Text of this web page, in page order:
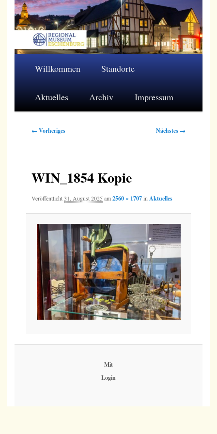
Zum
primären
Inhalt
Regionalmuseum Eschenburg e.V.
Willkommen Standorte
Aktuelles Archiv Impressum
Bilder-
← Vorheriges Nächstes →
WIN_1854 Kopie
Veröffentlicht31. August 2025 am2560 × 1707in Aktuelles
Mit
Login